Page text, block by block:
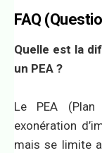
FAQ
Quelle est la
un PEA ?
Le PEA
exonération
mais se limite